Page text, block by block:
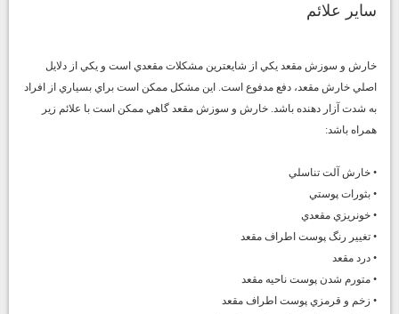
ساير علائم
خارش و سوزش مقعد يكي از شايعترين مشكلات مقعدي است و يكي از دلايل
اصلي خارش مقعد، دفع مدفوع است. اين مشكل ممكن است براي بسياري از افراد
به شدت آزار دهنده باشد. خارش و سوزش مقعد گاهي ممكن است با علائم زير
همراه باشد:
• خارش آلت تناسلي
• بثورات پوستي
• خونريزي مقعدي
• تغيير رنگ پوست اطراف مقعد
• درد مقعد
• متورم شدن پوست ناحيه مقعد
• زخم و قرمزي پوست اطراف مقعد